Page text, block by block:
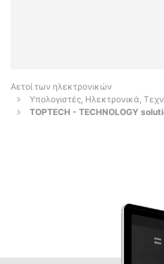
Αετοί των ηλεκτρονικών
Υπολογιστές, Ηλεκτρονικά,
ΤΟΡTECH - TECHNOLOGY